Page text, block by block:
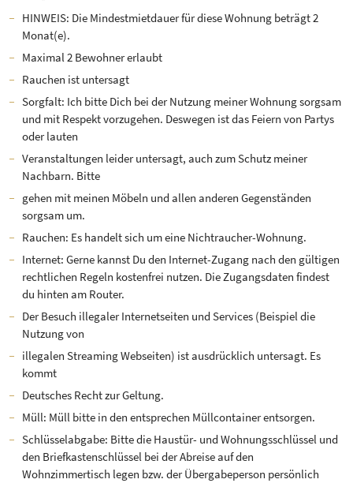
HINWEIS: Die Mindestmietdauer für diese Wohnung beträgt 2
Monat(e).
Maximal 2 Bewohner erlaubt
Rauchen ist untersagt
Sorgfalt: Ich bitte Dich bei der Nutzung meiner Wohnung sorgsam
und mit Respekt vorzugehen. Deswegen ist das Feiern von Partys
oder lauten
Veranstaltungen leider untersagt, auch zum Schutz meiner
Nachbarn. Bitte
gehen mit meinen Möbeln und allen anderen Gegenständen
sorgsam um.
Rauchen: Es handelt sich um eine Nichtraucher-Wohnung.
Internet: Gerne kannst Du den Internet-Zugang nach den gültigen
rechtlichen Regeln kostenfrei nutzen. Die Zugangsdaten findest
du hinten am Router.
Der Besuch illegaler Internetseiten und Services (Beispiel die
Nutzung von
illegalen Streaming Webseiten) ist ausdrücklich untersagt. Es
kommt
Deutsches Recht zur Geltung.
Müll: Müll bitte in den entsprechen Müllcontainer entsorgen.
Schlüsselabgabe: Bitte die Haustür- und Wohnungsschlüssel und
den Briefkastenschlüssel bei der Abreise auf den
Wohnzimmertisch legen bzw. der Übergabeperson persönlich